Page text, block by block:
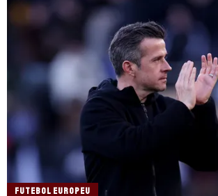
FUTEBOL EUROPEU